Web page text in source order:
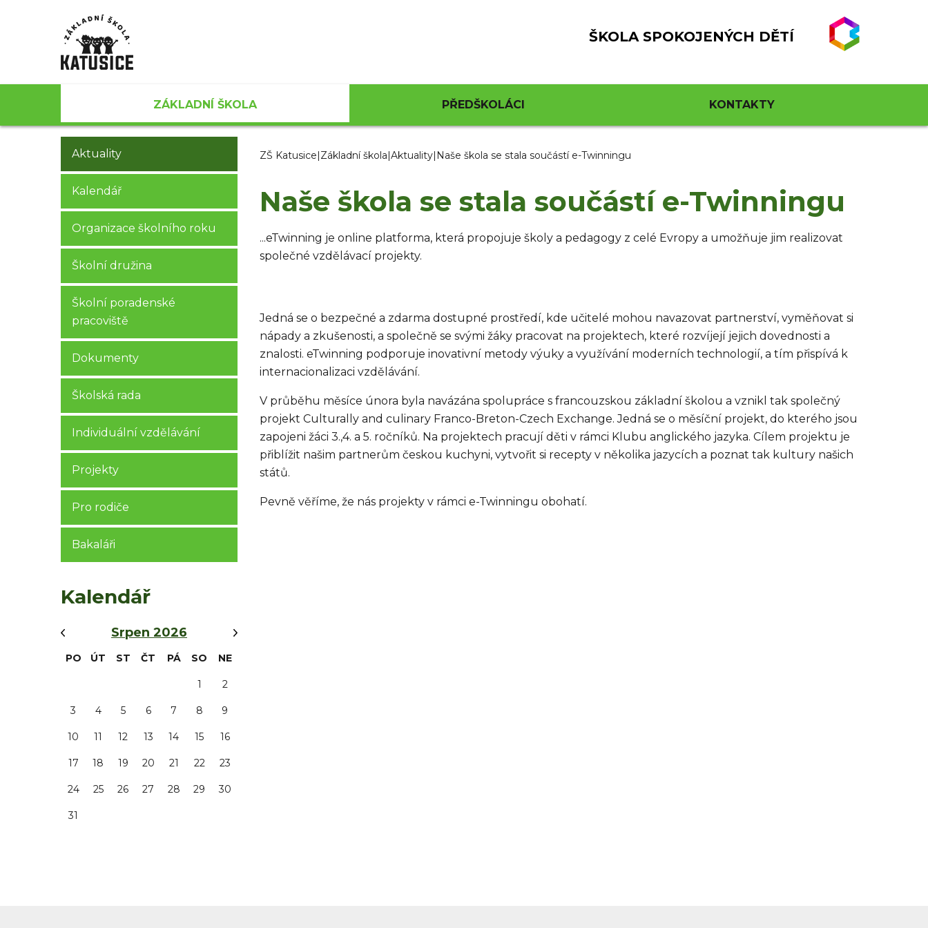
ŠKOLA SPOKOJENÝCH DĚTÍ
ZÁKLADNÍ ŠKOLA PŘEDŠKOLÁCI KONTAKTY
ZŠ Katusice|Základní škola|Aktuality| Naše škola se stala součástí e-Twinningu
Naše škola se stala součástí e-Twinningu
...eTwinning je online platforma, která propojuje školy a pedagogy z celé Evropy a umožňuje jim realizovat
společné vzdělávací projekty.
Jedná se o bezpečné a zdarma dostupné prostředí, kde učitelé mohou navazovat partnerství, vyměňovat si
nápady a zkušenosti, a společně se svými žáky pracovat na projektech, které rozvíjejí jejich dovednosti a
znalosti. eTwinning podporuje inovativní metody výuky a využívání moderních technologií, a tím přispívá k
internacionalizaci vzdělávání.
V průběhu měsíce února byla navázána spolupráce s francouzskou základní školou a vznikl tak společný
projekt Culturally and culinary Franco-Breton-Czech Exchange. Jedná se o měsíční projekt, do kterého jsou
zapojeni žáci 3.,4. a 5. ročníků. Na projektech pracují děti v rámci Klubu anglického jazyka. Cílem projektu je
přiblížit našim partnerům českou kuchyni, vytvořit si recepty v několika jazycích a poznat tak kultury našich
států.
Pevně věříme, že nás projekty v rámci e-Twinningu obohatí.
Aktuality
Kalendář
Organizace školního roku
Školní družina
Školní poradenské
pracoviště
Dokumenty
Školská rada
Individuální vzdělávání
Projekty
Pro rodiče
Bakaláři
Kalendář
Srpen 2026
PO ÚT ST ČT PÁ SO NE
1 2
3 4 5 6 7 8 9
10 11 12 13 14 15 16
17 18 19 20 21 22 23
24 25 26 27 28 29 30
31